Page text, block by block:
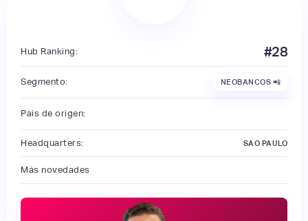
Hub Ranking: #28
Segmento: NEOBANCOS 📲
País de origen:
Headquarters: SAO PAULO
Más novedades